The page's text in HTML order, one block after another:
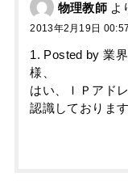
物理教師 よ
2013年2月19日 00:57
1. Posted by 業
様、
はい、ＩＰアド
認識しております